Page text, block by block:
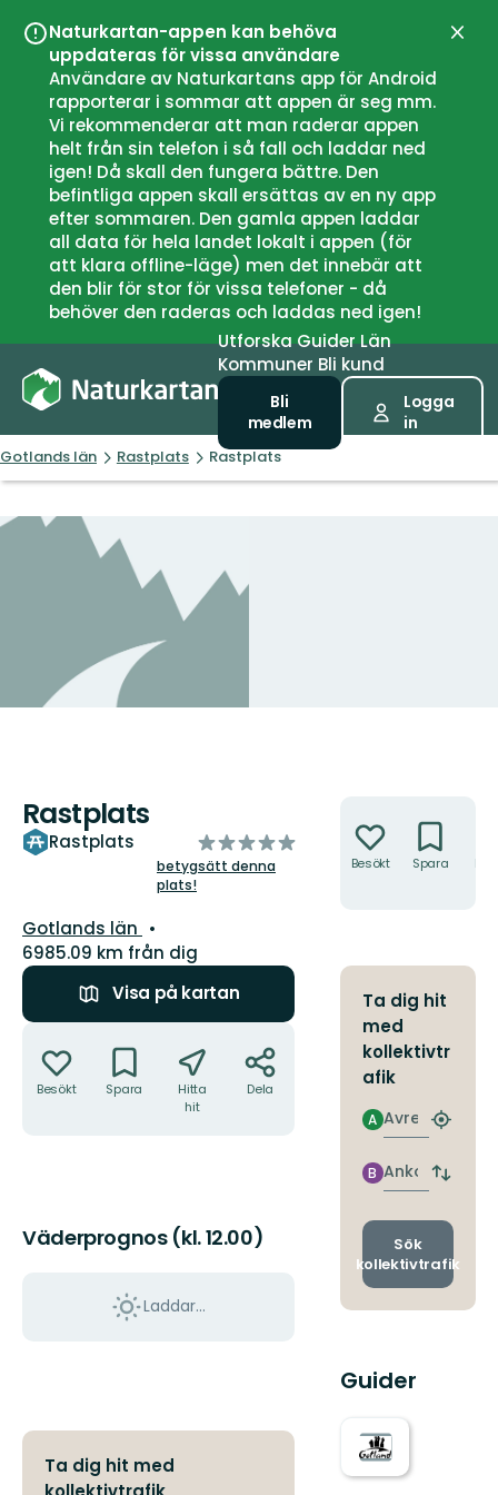
Naturkartan-appen kan behöva
uppdateras för vissa användare
Användare av Naturkartans app för Android
rapporterar i sommar att appen är seg mm.
Vi rekommenderar att man raderar appen
helt från sin telefon i så fall och laddar ned
igen! Då skall den fungera bättre. Den
befintliga appen skall ersättas av en ny app
efter sommaren. Den gamla appen laddar
all data för hela landet lokalt i appen (för
att klara offline-läge) men det innebär att
den blir för stor för vissa telefoner - då
behöver den raderas och laddas ned igen!
UtforskaGuiderLän
Kommuner Bli kund
Bli
medlem
Logga
in
Gotlands län Rastplats Rastplats
Rastplats
Rastplats
av
5
stjärnor
betygsätt denna
plats!
Län:
Gotlands län
6985.09 km från dig
Visa på kartan
Besökt Spara
Hitta
hit
Dela
Väderprognos (kl. 12.00)
Laddar...
Ta dig hit med
Besökt Spara
Ta dig hit
med
kollektivtr
afik
Avresa
A
Hitta
Ankomst
B
Byt
och
Sök
kollektivtrafik
Guider